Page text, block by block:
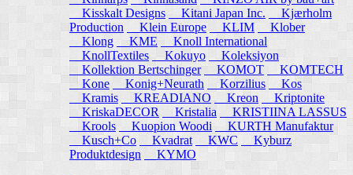
Kisskalt Designs
Kitani Japan Inc.
Kjærholm
Production
Klein Europe KLIM
Klober
Klong
KME
Knoll International
KnollTextiles
Kokuyo
Koleksiyon
Kollektion Bertschinger KOMOT
KOMTECH
Kone
Konig+Neurath Korzilius
Kos
Kramis
KREADIANO Kreon
Kriptonite
KriskaDECOR
Kristalia
KRISTIINA LASSUS
Krools
Kuopion Woodi
KURTH Manufaktur
Kusch+Co
Kvadrat KWC
Kyburz
Produktdesign
KYMO